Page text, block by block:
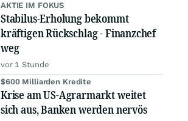
AKTIE IM FOKUS
Stabilus-Erholung bekommt
kräftigen Rückschlag - Finanzchef
weg
vor 1 Stunde
$600 Milliarden Kredite
Krise am US-Agrarmarkt weitet
sich aus, Banken werden nervös